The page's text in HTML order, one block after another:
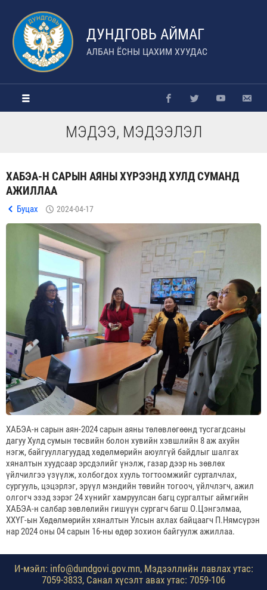
ДУНДГОВЬ АЙМАГ
АЛБАН ЁСНЫ ЦАХИМ ХУУДАС
МЭДЭЭ, МЭДЭЭЛЭЛ
ХАБЭА-Н САРЫН АЯНЫ ХҮРЭЭНД ХУЛД СУМАНД
АЖИЛЛАА
Буцах 2024-04-17
ХАБЭА-н сарын аян-2024 сарын аяны төлөвлөгөөнд тусгагдсаны
дагуу Хулд сумын төсвийн болон хувийн хэвшлийн 8 аж ахуйн
нэгж, байгууллагуудад хөдөлмөрийн аюулгүй байдлыг шалгах
хяналтын хуудсаар эрсдэлийг үнэлж, газар дээр нь зөвлөх
үйлчилгээ үзүүлж, холбогдох хууль тогтоомжийг сурталчлах,
сургууль, цэцэрлэг, эрүүл мэндийн төвийн тогооч, үйлчлэгч, ажил
олгогч эзэд зэрэг 24 хүнийг хамруулсан багц сургалтыг аймгийн
ХАБЭА-н салбар зөвлөлийн гишүүн сургагч багш О.Цэнгэлмаа,
ХХҮГ-ын Хөдөлмөрийн хяналтын Улсын ахлах байцаагч П.Нямсүрэн
нар 2024 оны 04 сарын 16-ны өдөр зохион байгуулж ажиллаа.
И-мэйл: info@dundgovi.gov.mn, Мэдээллийн лавлах утас:
7059-3833, Санал хүсэлт авах утас: 7059-106